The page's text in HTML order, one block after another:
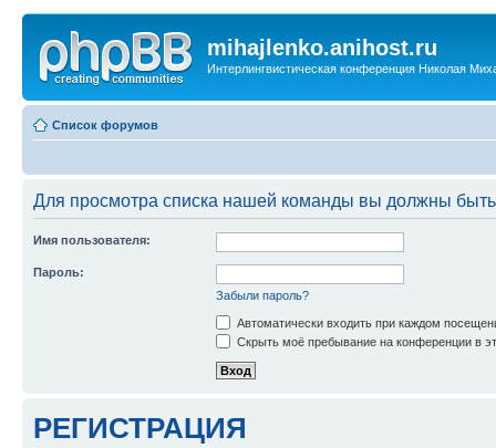
mihajlenko.anihost.ru
Интерлингвистическая конференция Николая
Список форумов
Для просмотра списка нашей команды вы должны
Имя пользователя:
Пароль:
Забыли пароль?
Автоматически входить при каждом
Скрыть моё пребывание на конференции в
РЕГИСТРАЦИЯ